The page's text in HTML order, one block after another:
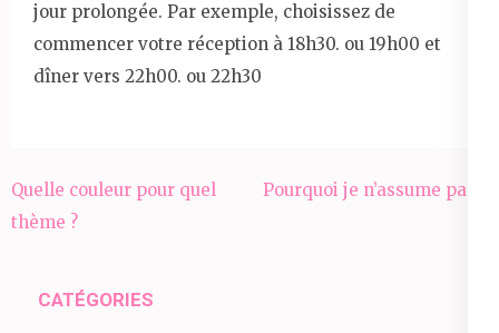
jour prolongée. Par exemple, choisissez de
commencer votre réception à 18h30. ou 19h00 et
dîner vers 22h00. ou 22h30
Navigation
de
Quelle couleur pour quel
thème ?
Pourquoi je n’assume pas ?
CATÉGORIES